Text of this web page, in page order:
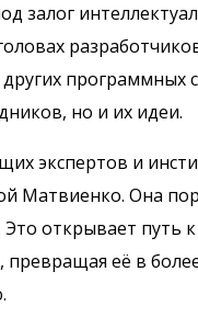
залог
программных
но и их идеи.
экспертов и
Матвиенко. Она
открывает путь
превращая её в